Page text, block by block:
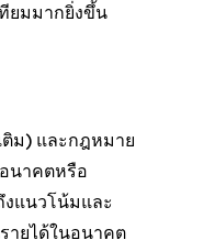
ยมมากยิ่งขึ้น
ม) และกฎหมาย
นาคตหรือ
แนวโน้มและ
ายได้ในอนาคต